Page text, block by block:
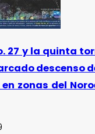
27 y la quinta
descenso
zonas del